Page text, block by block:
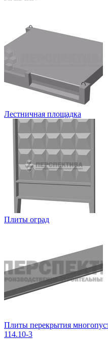
Лестничная площадка
Плиты оград
Плиты перекрытия
114.10-3